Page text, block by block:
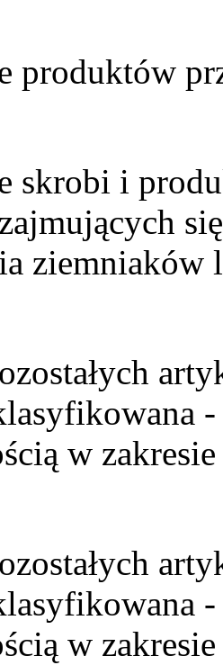
produktów
skrobi i
ziemniaków
w
w